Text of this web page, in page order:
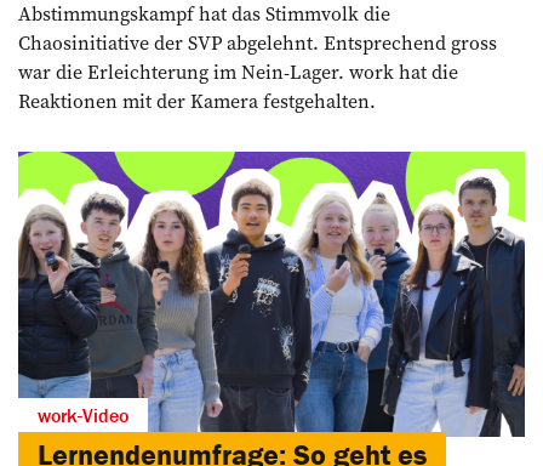
Abstimmungskampf hat das Stimmvolk die
Chaosinitiative der SVP abgelehnt. Entsprechend gross
war die Erleichterung im Nein-Lager. work hat die
Reaktionen mit der Kamera festgehalten.
work-Video
Lernendenumfrage: So geht es